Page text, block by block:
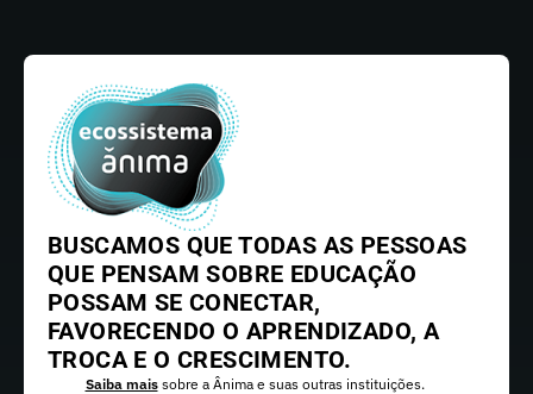
BUSCAMOS QUE TODAS AS PESSOAS
QUE PENSAM SOBRE EDUCAÇÃO
POSSAM SE CONECTAR,
FAVORECENDO O APRENDIZADO, A
TROCA E O CRESCIMENTO.
Saiba maissobre a Ânima e suas outras instituições.